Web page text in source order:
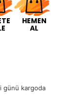
HEMEN
AL
günü kargoda